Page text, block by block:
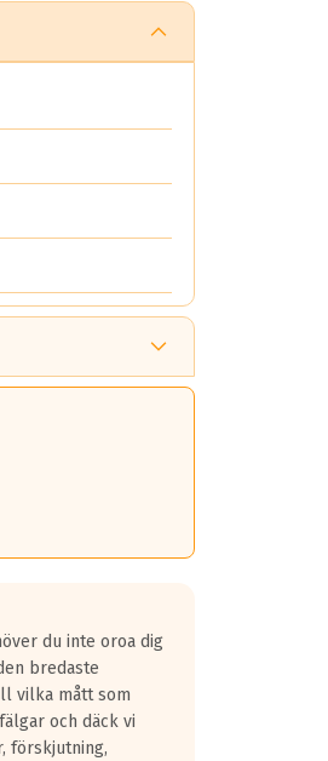
du inte oroa dig
bredaste
vilka mått som
och däck vi
förskjutning,